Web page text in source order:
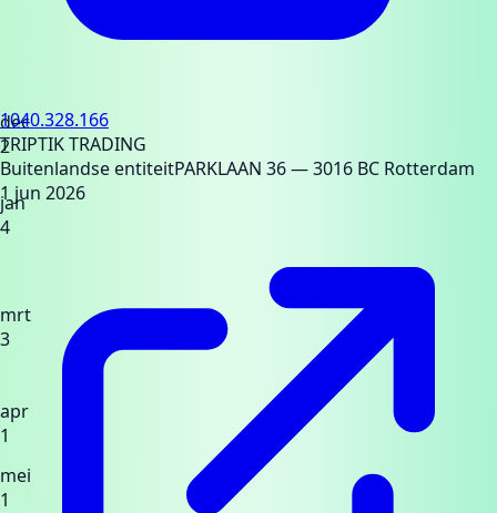
dec
2
jan
4
mrt
3
apr
1
mei
1
1040.328.166
TRIPTIK TRADING
Buitenlandse entiteitPARKLAAN 36— 3016 BC Rotterdam
1 jun 2026